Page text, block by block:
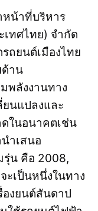
หน้าที่บริหาร
เทศไทย) จำกัด
ถยนต์เมืองไทย
าน
พลังงานทาง
ยนแปลงและ
ดในอนาคตเช่น
ำเสนอ
รุ่น คือ 2008,
ะเป็นหนึ่งในทาง
องยนต์สันดาป